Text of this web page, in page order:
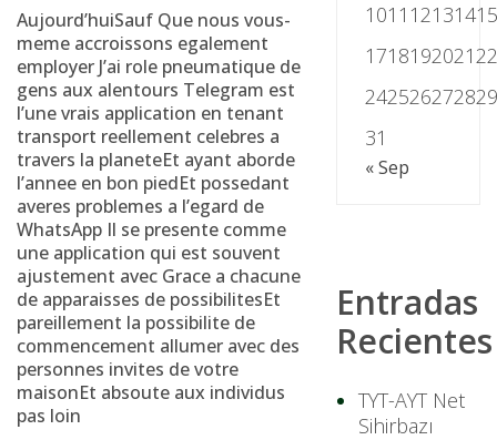
Aujourd’huiSauf Que nous vous-
meme accroissons egalement
employer J’ai role pneumatique de
gens aux alentours Telegram est
l’une vrais application en tenant
transport reellement celebres a
travers la planeteEt ayant aborde
l’annee en bon piedEt possedant
averes problemes a l’egard de
WhatsApp Il se presente comme
une application qui est souvent
ajustement avec Grace a chacune
de apparaisses de possibilitesEt
pareillement la possibilite de
commencement allumer avec des
personnes invites de votre
maisonEt absoute aux individus
pas loin
1011 121314
1718192021
2425262728
31
« Sep
Entradas
Recientes
TYT-AYT Net
Sihirbazı